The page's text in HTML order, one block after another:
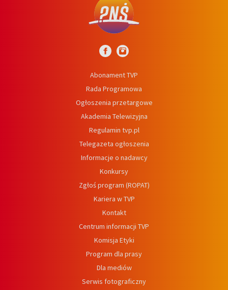
Abonament TVP
Rada Programowa
Ogłoszenia przetargowe
Akademia Telewizyjna
Regulamin tvp.pl
Telegazeta ogłoszenia
Informacje o nadawcy
Konkursy
Zgłoś program (ROPAT)
Kariera w TVP
Kontakt
Centrum informacji TVP
Komisja Etyki
Program dla prasy
Dla mediów
Serwis fotograficzny